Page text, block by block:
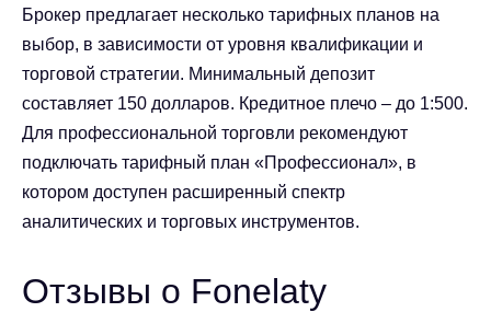
Брокер предлагает несколько тарифных планов на
выбор, в зависимости от уровня квалификации и
торговой стратегии. Минимальный депозит
составляет 150 долларов. Кредитное плечо – до 1:500.
Для профессиональной торговли рекомендуют
подключать тарифный план «Профессионал», в
котором доступен расширенный спектр
аналитических и торговых инструментов.
Отзывы о Fonelaty